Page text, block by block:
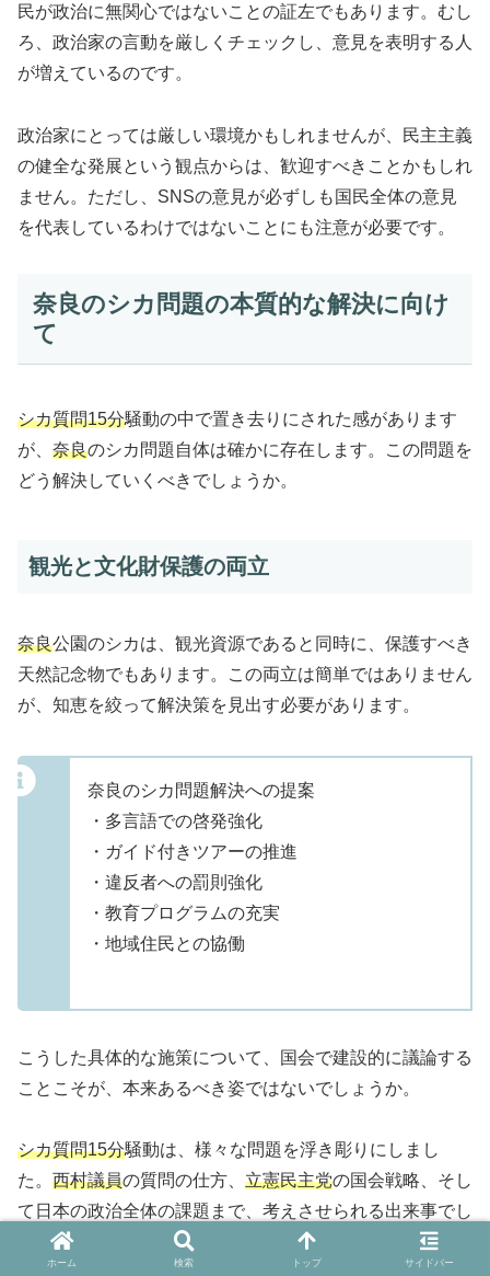
民が政治に無関心ではないことの証左でもあります。むし
ろ、政治家の言動を厳しくチェックし、意見を表明する人
が増えているのです。
政治家にとっては厳しい環境かもしれませんが、民主主義
の健全な発展という観点からは、歓迎すべきことかもしれ
ません。ただし、SNSの意見が必ずしも国民全体の意見
を代表しているわけではないことにも注意が必要です。
奈良のシカ問題の本質的な解決に向け
て
シカ質問15分騒動の中で置き去りにされた感があります
が、 奈良のシカ問題自体は確かに存在します。この問題を
どう解決していくべきでしょうか。
観光と文化財保護の両立
奈良公園のシカは、観光資源であると同時に、保護すべき
天然記念物でもあります。この両立は簡単ではありません
が、知恵を絞って解決策を見出す必要があります。
奈良のシカ問題解決への提案
・多言語での啓発強化
・ガイド付きツアーの推進
・違反者への罰則強化
・教育プログラムの充実
・地域住民との協働
こうした具体的な施策について、国会で建設的に議論する
ことこそが、本来あるべき姿ではないでしょうか。
シカ質問15分騒動は、様々な問題を浮き彫りにしまし
た。 西村議員の質問の仕方、 立憲民主党の国会戦略、そし
て日本の政治全体の課題まで、考えさせられる出来事でし
た。高市 奈良への思いは理解できますし、観光マナ
ホーム 検索 トップ サイドバー